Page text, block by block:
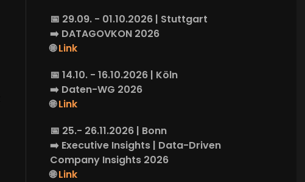
📅 29.09. - 01.10.2026 | Stuttgart
➡️ DATAGOVKON 2026
🌐Link
📅 14.10. - 16.10.2026 | Köln
➡️ Daten-WG 2026
🌐Link
📅 25.- 26.11.2026 | Bonn
➡️ Executive Insights | Data-Driven
Company Insights 2026
🌐Link